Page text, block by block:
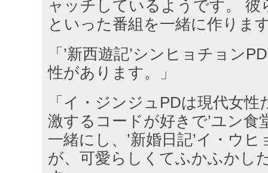
ャッチしているようです。 彼
といった番組を一緒に作りま
「’新西遊記’シンヒョチョン
性があります。」
「イ・ジンジュPDは現代女
激するコードが好きで’ユン食
一緒にし、’新婚日記’イ・ウ
が、可愛らしくてふかふかし